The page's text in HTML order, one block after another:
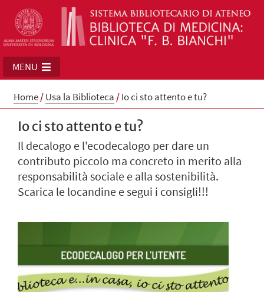
MENU
Home/Usa la Biblioteca /Io ci sto attento e tu?
Io ci sto attento e tu?
Il decalogo e l'ecodecalogo per dare un
contributo piccolo ma concreto in merito alla
responsabilità sociale e alla sostenibilità.
Scarica le locandine e segui i consigli!!!